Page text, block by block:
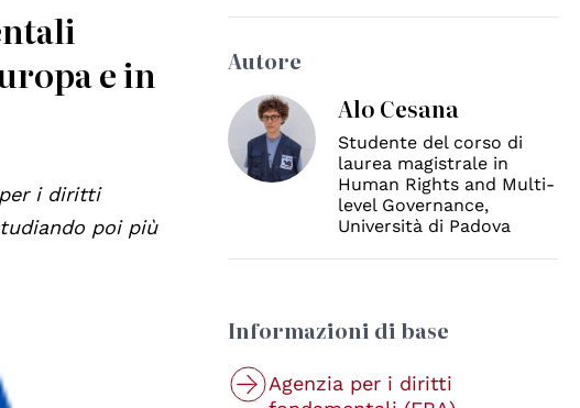
e in
i diritti
poi più
Autore
Alo Cesana
Studente del corso di
laurea magistrale in
Human Rights and Multi-
level Governance,
Università di Padova
Informazioni di base
Agenzia per i diritti